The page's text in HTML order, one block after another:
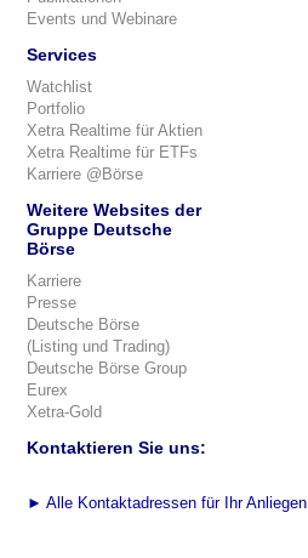
Events und Webinare
Services
Watchlist
Portfolio
Xetra Realtime für Aktien
Xetra Realtime für ETFs
Karriere @Börse
Weitere Websites der
Gruppe Deutsche
Börse
Karriere
Presse
Deutsche Börse
(Listing und Trading)
Deutsche Börse Group
Eurex
Xetra-Gold
Kontaktieren Sie uns:
► Alle Kontaktadressen für Ihr Anliegen